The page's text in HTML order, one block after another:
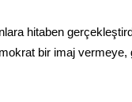
hitaben
bir imaj